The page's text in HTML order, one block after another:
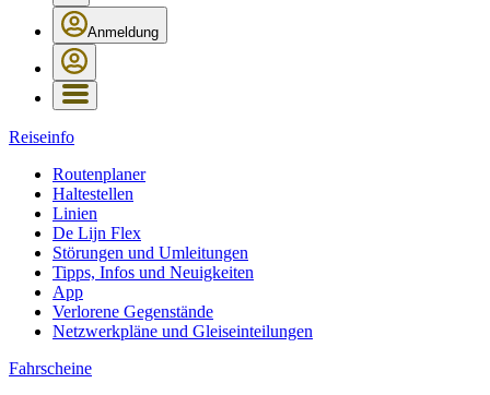
Anmeldung
Reiseinfo
Routenplaner
Haltestellen
Linien
De Lijn Flex
Störungen und Umleitungen
Tipps, Infos und Neuigkeiten
App
Verlorene Gegenstände
Netzwerkpläne und Gleiseinteilungen
Fahrscheine